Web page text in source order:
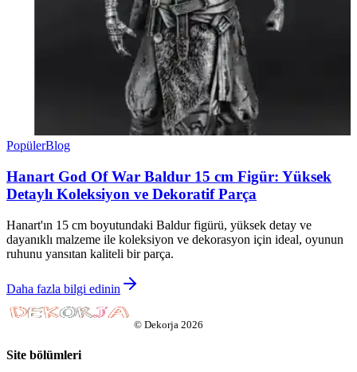
PopülerBlog
Hanart God Of War Baldur 15 cm Figür: Yüksek
Detaylı Koleksiyon ve Dekoratif Parça
Hanart'ın 15 cm boyutundaki Baldur figürü, yüksek detay ve
dayanıklı malzeme ile koleksiyon ve dekorasyon için ideal, oyunun
ruhunu yansıtan kaliteli bir parça.
Daha fazla bilgi edinin
© Dekorja 2026
Site bölümleri